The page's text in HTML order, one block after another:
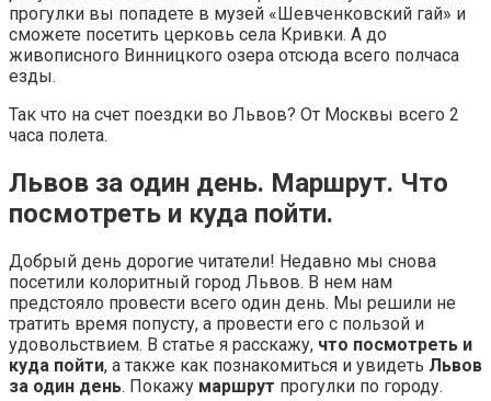
прогулки вы попадете в музей «Шевченковский гай» и
сможете посетить церковь села Кривки. А до
живописного Винницкого озера отсюда всего полчаса
езды.
Так что на счет поездки во Львов? От Москвы всего 2
часа полета.
Львов за один день. Маршрут. Что
посмотреть и куда пойти.
Добрый день дорогие читатели! Недавно мы снова
посетили колоритный город Львов. В нем нам
предстояло провести всего один день. Мы решили не
тратить время попусту, а провести его с пользой и
удовольствием. В статье я расскажу, что посмотреть и
куда пойти, а также как познакомиться и увидеть Львов
за один день. Покажу маршрут прогулки по городу.